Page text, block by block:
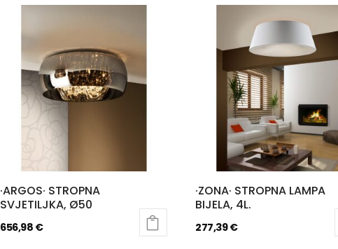
·ARGOS· STROPNA
SVJETILJKA, Ø50
656,98 €
·ZONA· STROPNA LAMPA
BIJELA, 4L.
277,39€